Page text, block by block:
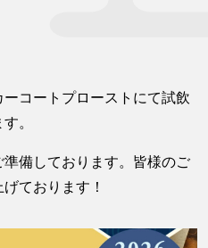
ーコートプローストにて試飲
。
準備しております。皆様のご
ております！